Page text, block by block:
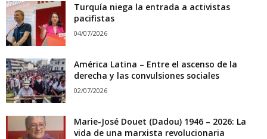
Turquía niega la entrada a activistas
pacifistas
04/07/2026
América Latina – Entre el ascenso de la
derecha y las convulsiones sociales
02/07/2026
Marie-José Douet (Dadou) 1946 – 2026: La
vida de una marxista revolucionaria